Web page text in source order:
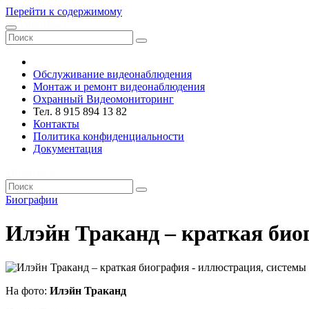
Перейти к содержимому
Обслуживание видеонаблюдения
Монтаж и ремонт видеонаблюдения
Охранный Видеомониторинг
Тел. 8 915 894 13 82
Контакты
Политика конфиденциальности
Документация
Биографии
Илэйн Траканд – краткая
На фото: Илэйн Траканд